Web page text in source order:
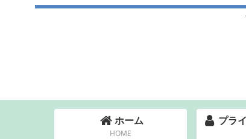
ホーム
HOME
プラ